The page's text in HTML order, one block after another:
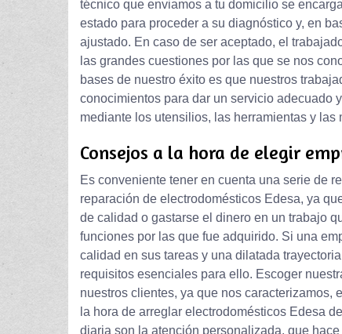
técnico que enviamos a tu domicilio se
estado para proceder a su diagnóstico y, en
ajustado. En caso de ser aceptado, el
las grandes cuestiones por las que se nos
bases de nuestro éxito es que nuestros
conocimientos para dar un servicio adecuado
mediante los utensilios, las herramientas y
Consejos a la hora de elegir
Es conveniente tener en cuenta una serie de
reparación de electrodomésticos Edesa, ya
de calidad o gastarse el dinero en un trabajo
funciones por las que fue adquirido. Si una
calidad en sus tareas y una dilatada
requisitos esenciales para ello. Escoger
nuestros clientes, ya que nos caracterizamos,
la hora de arreglar electrodomésticos Edesa
diaria son la atención personalizada, que